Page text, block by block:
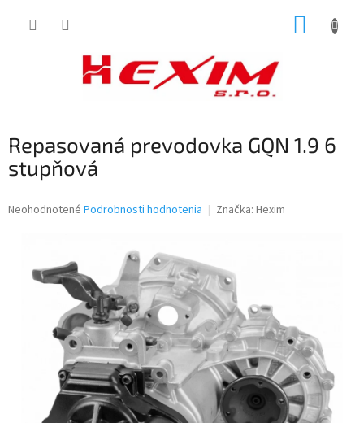
Repasovaná prevodovka GQN 1.9 6
stupňová
Priemerné
hviezdičiek.
Neohodnotené Podrobnosti hodnotenia Značka: Hexim